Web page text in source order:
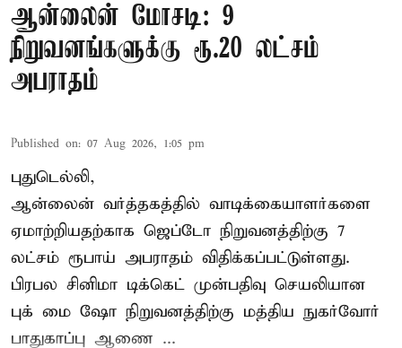
ஆன்லைன் மோசடி: 9
நிறுவனங்களுக்கு ரூ.20 லட்சம்
அபராதம்
Published on: 07 Aug 2026, 1:05 pm
புதுடெல்லி,
ஆன்லைன் வர்த்தகத்தில் வாடிக்கையாளர்களை
ஏமாற்றியதற்காக ஜெப்டோ நிறுவனத்திற்கு 7
லட்சம் ரூபாய் அபராதம் விதிக்கப்பட்டுள்ளது.
பிரபல சினிமா டிக்கெட் முன்பதிவு செயலியான
புக் மை ஷோ நிறுவனத்திற்கு மத்திய நுகர்வோர்
பாதுகாப்பு ஆணை ...